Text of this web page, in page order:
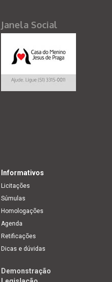
Janela Social
Informativos
Licitações
Súmulas
Homologações
Agenda
Retificações
Dicas e dúvidas
Demonstração